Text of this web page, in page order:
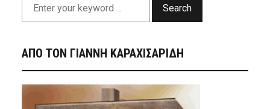
Search
ΑΠΟ ΤΟΝ ΓΙΑΝΝΗ ΚΑΡΑΧΙΣΑΡΙΔΗ